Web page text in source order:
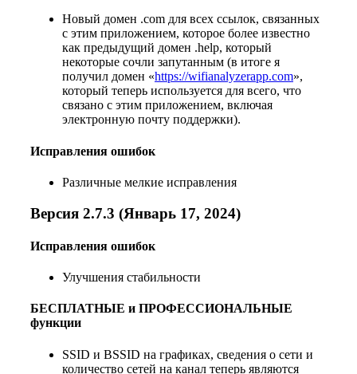
Новый домен .com для всех ссылок, связанных
с этим приложением, которое более известно
как предыдущий домен .help, который
некоторые сочли запутанным (в итоге я
получил домен «https://wifianalyzerapp.com»,
который теперь используется для всего, что
связано с этим приложением, включая
электронную почту поддержки).
Исправления ошибок
Различные мелкие исправления
Версия 2.7.3 (Январь 17, 2024)
Исправления ошибок
Улучшения стабильности
БЕСПЛАТНЫЕ и ПРОФЕССИОНАЛЬНЫЕ
функции
SSID и BSSID на графиках, сведения о сети и
количество сетей на канал теперь являются